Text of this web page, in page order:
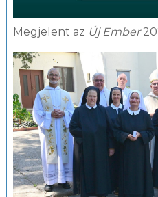
Megjelent az Új Ember